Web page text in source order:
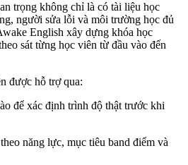
trọng không chỉ là có tài liệu học
người sửa lỗi và môi trường học đủ
English xây dựng khóa học
sát từng học viên từ đầu vào đến
được hỗ trợ qua:
để xác định trình độ thật trước khi
năng lực, mục tiêu band điểm và